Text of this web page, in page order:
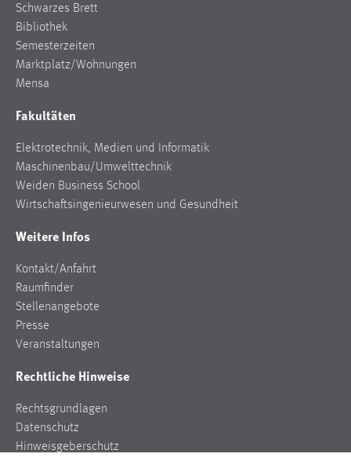
Schwarzes Brett
Bibliothek
Semesterzeiten
Marktplatz/Wohnungen
Mensa
Fakultäten
Elektrotechnik, Medien und Informatik
Maschinenbau/Umwelttechnik
Weiden Business School
Wirtschaftsingenieurwesen und Gesundheit
Weitere Infos
Kontakt/Anfahrt
Raumfinder
Stellenangebote
Presse
Veranstaltungen
Rechtliche Hinweise
Rechtsgrundlagen
Datenschutz
Hinweisgeberschutz